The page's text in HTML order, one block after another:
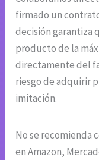
firmado un
decisión garantiza
producto de la
directamente del
riesgo de adquirir
imitación.
No se recomienda
en Amazon,